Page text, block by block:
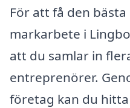
För att få den
markarbete i
att du samlar in
entreprenörer.
företag kan du